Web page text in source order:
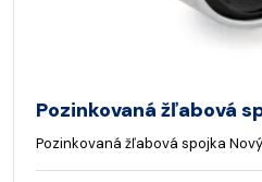
Pozinkovaná žľabová
Pozinkovaná žľabová spojka